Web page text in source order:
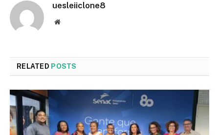
uesleiiclone8
Website
RELATED POSTS